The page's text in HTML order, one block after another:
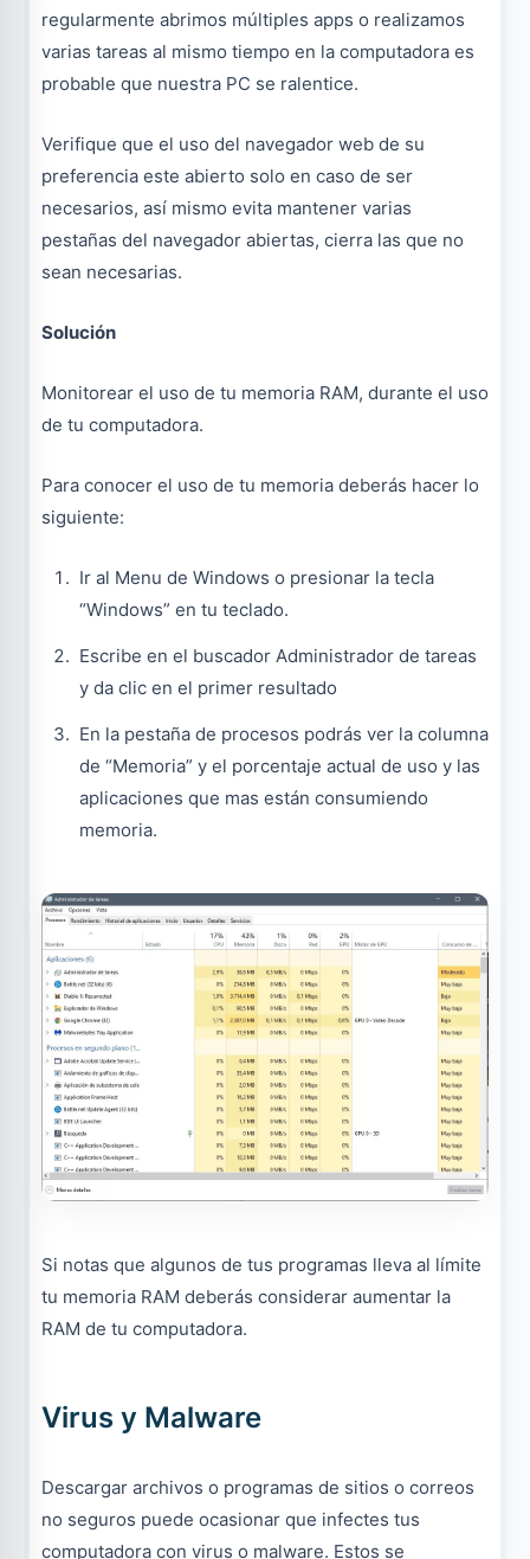
regularmente abrimos múltiples apps o realizamos
varias tareas al mismo tiempo en la computadora es
probable que nuestra PC se ralentice.
Verifique que el uso del navegador web de su
preferencia este abierto solo en caso de ser
necesarios, así mismo evita mantener varias
pestañas del navegador abiertas, cierra las que no
sean necesarias.
Solución
Monitorear el uso de tu memoria RAM, durante el uso
de tu computadora.
Para conocer el uso de tu memoria deberás hacer lo
siguiente:
Ir al Menu de Windows o presionar la tecla
“Windows” en tu teclado.
Escribe en el buscador Administrador de tareas
y da clic en el primer resultado
En la pestaña de procesos podrás ver la columna
de “Memoria” y el porcentaje actual de uso y las
aplicaciones que mas están consumiendo
memoria.
Si notas que algunos de tus programas lleva al límite
tu memoria RAM deberás considerar aumentar la
RAM de tu computadora.
Virus y Malware
Descargar archivos o programas de sitios o correos
no seguros puede ocasionar que infectes tus
computadora con virus o malware. Estos se